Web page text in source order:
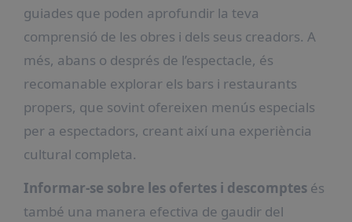
guiades que poden aprofundir la teva
comprensió de les obres i dels seus creadors. A
més, abans o després de l’espectacle, és
recomanable explorar els bars i restaurants
propers, que sovint ofereixen menús especials
per a espectadors, creant així una experiència
cultural completa.
Informar-se sobre les ofertes i descomptesés
també una manera efectiva de gaudir del